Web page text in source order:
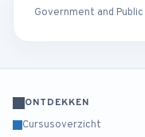
Government and
ONTDEKKEN
Cursusoverzicht